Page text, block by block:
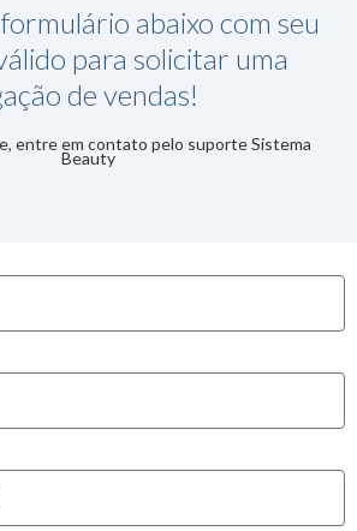
abaixo com seu
para solicitar uma
de vendas!
entre em contato pelo suporte Sistema
Beauty